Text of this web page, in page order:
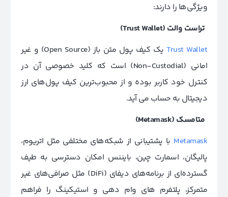
ویژگی‌ها را دارند:
تراست والت (Trust Wallet)
Trust Wallet
یک کیف پول متن باز (Open Source) و غیر
امانی (Non-Custodial) است که کلید خصوصی آن در
کنترل خود کاربر بوده و از محبوب‌ترین کیف پول‌های ارز
دیجیتال به حساب می آید.
متامسک (Metamask)
Metamask با پشتیبانی از شبکه‌های مختلفی مثل اتریوم،
پالیگان، اسمارت چین، بایننس امکان دسترسی به طیف
گسترده‌ای از برنامه‌های دیفای (DiFi) مثل صرافی‌های غیر
متمرکز، پلتفرم های وام دهی و استیکینگ را فراهم